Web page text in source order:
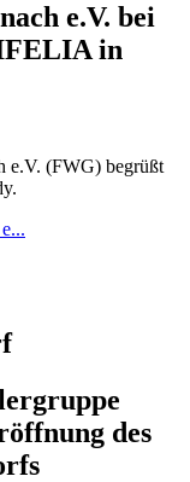
e.V. bei
in
e.V. (FWG) begrüßt
des